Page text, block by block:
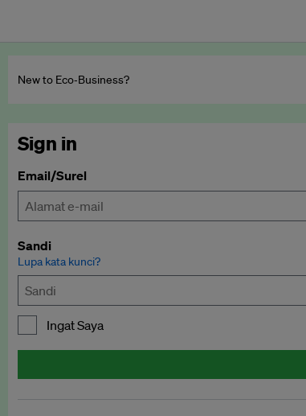
New to Eco‑Business?
Sign in
Email/Surel
Sandi
Lupa kata kunci?
Ingat Saya